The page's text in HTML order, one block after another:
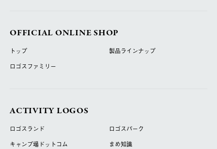
OFFICIAL ONLINE SHOP
トップ
製品ラインナップ
ロゴスファミリー
ACTIVITY LOGOS
ロゴスランド
ロゴスパーク
キャンプ場ドットコム
まめ知識